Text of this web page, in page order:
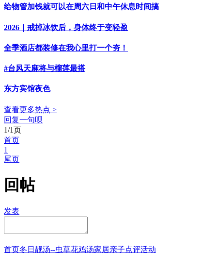
给物管加钱就可以在周六日和中午休息时间搞
2026｜戒掉冰饮后，身体终于变轻盈
全季酒店都装修在我心里打一个夯！
#台风天麻将与榴莲最搭
东方宾馆夜色
查看更多热点 >
回复一句呗
1/1页
首页
1
尾页
回帖
发表
首页冬日靓汤--虫草花鸡汤家居亲子点评活动